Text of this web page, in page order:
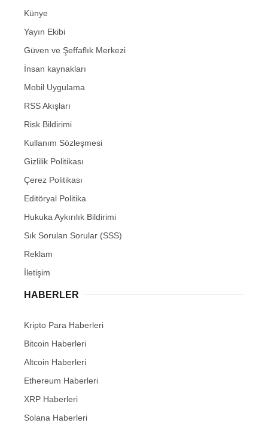
Künye
Yayın Ekibi
Güven ve Şeffaflık Merkezi
İnsan kaynakları
Mobil Uygulama
RSS Akışları
Risk Bildirimi
Kullanım Sözleşmesi
Gizlilik Politikası
Çerez Politikası
Editöryal Politika
Hukuka Aykırılık Bildirimi
Sık Sorulan Sorular (SSS)
Reklam
İletişim
HABERLER
Kripto Para Haberleri
Bitcoin Haberleri
Altcoin Haberleri
Ethereum Haberleri
XRP Haberleri
Solana Haberleri